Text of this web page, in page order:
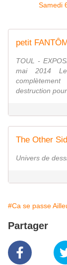
petit
TOUL -
mai 2014
destruction
The Other
Univers de
#Ca se passe
Partager